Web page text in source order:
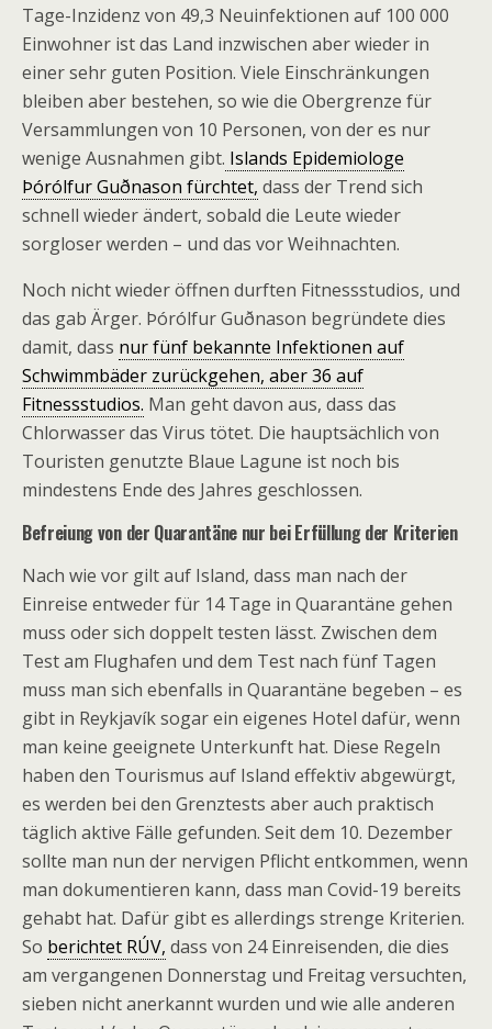
Tage-Inzidenz von 49,3 Neuinfektionen auf 100 000
Einwohner ist das Land inzwischen aber wieder in
einer sehr guten Position. Viele Einschränkungen
bleiben aber bestehen, so wie die Obergrenze für
Versammlungen von 10 Personen, von der es nur
wenige Ausnahmen gibt. Islands Epidemiologe
Þórólfur Guðnason fürchtet, dass der Trend sich
schnell wieder ändert, sobald die Leute wieder
sorgloser werden – und das vor Weihnachten.
Noch nicht wieder öffnen durften Fitnessstudios, und
das gab Ärger. Þórólfur Guðnason begründete dies
damit, dass nur fünf bekannte Infektionen auf
Schwimmbäder zurückgehen, aber 36 auf
Fitnessstudios. Man geht davon aus, dass das
Chlorwasser das Virus tötet. Die hauptsächlich von
Touristen genutzte Blaue Lagune ist noch bis
mindestens Ende des Jahres geschlossen.
Befreiung von der Quarantäne nur bei Erfüllung der Kriterien
Nach wie vor gilt auf Island, dass man nach der
Einreise entweder für 14 Tage in Quarantäne gehen
muss oder sich doppelt testen lässt. Zwischen dem
Test am Flughafen und dem Test nach fünf Tagen
muss man sich ebenfalls in Quarantäne begeben – es
gibt in Reykjavík sogar ein eigenes Hotel dafür, wenn
man keine geeignete Unterkunft hat. Diese Regeln
haben den Tourismus auf Island effektiv abgewürgt,
es werden bei den Grenztests aber auch praktisch
täglich aktive Fälle gefunden. Seit dem 10. Dezember
sollte man nun der nervigen Pflicht entkommen, wenn
man dokumentieren kann, dass man Covid-19 bereits
gehabt hat. Dafür gibt es allerdings strenge Kriterien.
So berichtet RÚV, dass von 24 Einreisenden, die dies
am vergangenen Donnerstag und Freitag versuchten,
sieben nicht anerkannt wurden und wie alle anderen